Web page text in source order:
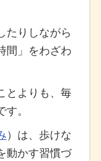
たりしながら
間」をわざわ
とよりも、毎
。
）は、歩けな
動かす習慣づ